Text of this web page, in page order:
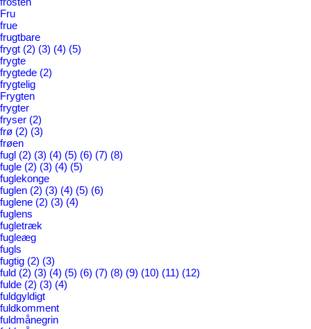
Fru
frue
frugtbare
frygt (2) (3) (4) (5)
frygte
frygtede (2)
frygtelig
Frygten
frygter
fryser (2)
frø (2) (3)
frøen
fugl (2) (3) (4) (5) (6) (7) (8)
fugle (2) (3) (4) (5)
fuglekonge
fuglen (2) (3) (4) (5) (6)
fuglene (2) (3) (4)
fuglens
fugletræk
fugleæg
fugls
fugtig (2) (3)
fuld (2) (3) (4) (5) (6) (7) (8) (9) (10) (11) (12)
fulde (2) (3) (4)
fuldgyldigt
fuldkomment
fuldmånegrin